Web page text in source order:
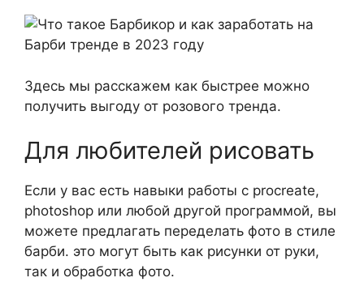
Здесь мы расскажем как быстрее можно
получить выгоду от розового тренда.
Для любителей рисовать
Если у вас есть навыки работы с procreate,
photoshop или любой другой программой, вы
можете предлагать переделать фото в стиле
барби. это могут быть как рисунки от руки,
так и обработка фото.